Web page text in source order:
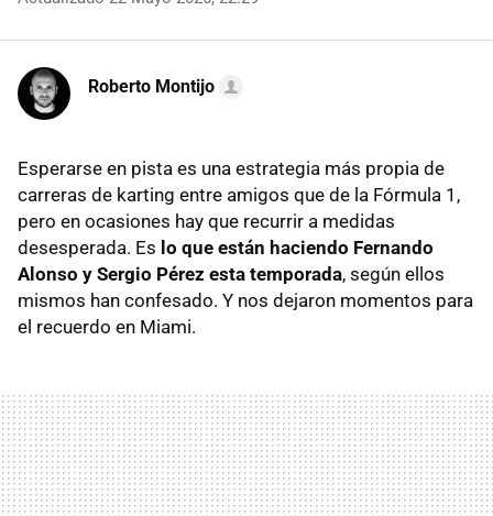
Roberto Montijo
Esperarse en pista es una estrategia más propia de
carreras de karting entre amigos que de la Fórmula 1,
pero en ocasiones hay que recurrir a medidas
desesperada. Es lo que están haciendo Fernando
Alonso y Sergio Pérez esta temporada, según ellos
mismos han confesado. Y nos dejaron momentos para
el recuerdo en Miami.